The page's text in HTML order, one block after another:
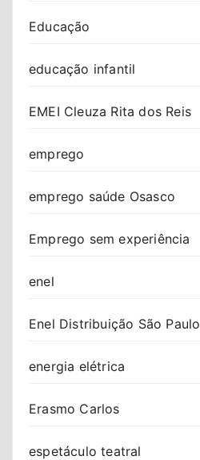
Educação
educação infantil
EMEI Cleuza Rita dos Reis
emprego
emprego saúde Osasco
Emprego sem experiência
enel
Enel Distribuição São Paulo
energia elétrica
Erasmo Carlos
espetáculo teatral